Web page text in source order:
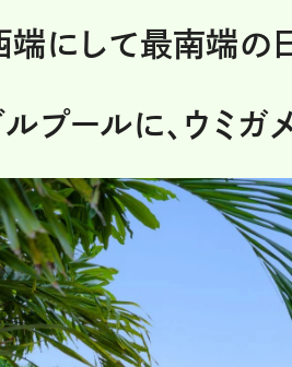
端にして最南端の
プールに、ウミ